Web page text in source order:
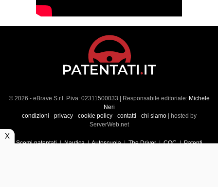
© 2026 - eBrave S.r.l. P.iva: 02311500033 | Responsabile editoriale: Michele
Neri
condizioni - privacy- cookie policy- contatti - chi siamo| hosted by
ServerWeb.net
Scemi patentati|Nautica|Autoscuola|The Driver|CQC|Patenti
X